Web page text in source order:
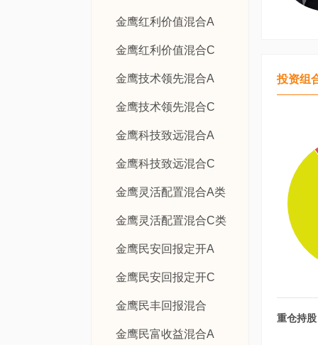
金鹰红利价值混合A
金鹰红利价值混合C
金鹰技术领先混合A
金鹰技术领先混合C
金鹰科技致远混合A
金鹰科技致远混合C
金鹰灵活配置混合A类
金鹰灵活配置混合C类
金鹰民安回报定开A
金鹰民安回报定开C
金鹰民丰回报混合
金鹰民富收益混合A
投资组
重仓持股